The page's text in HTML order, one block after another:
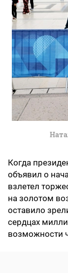
Когда
объявил о
взлетел
на золотом
оставило
сердцах
возможности